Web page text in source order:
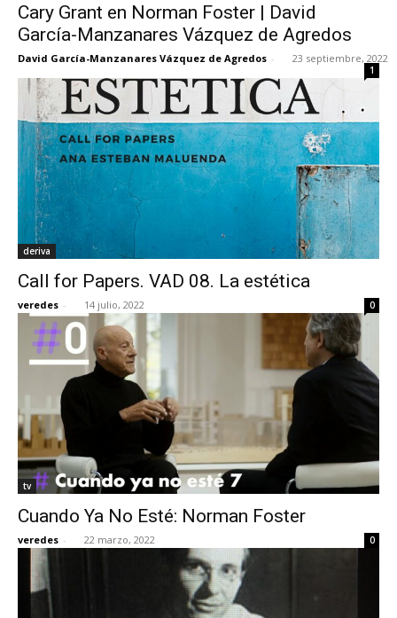
Cary Grant en Norman Foster | David
García-Manzanares Vázquez de Agredos
David García-Manzanares Vázquez de Agredos - 23 septiembre, 2022
1
deriva
Call for Papers. VAD 08. La estética
veredes - 14 julio, 2022 0
tv
Cuando Ya No Esté: Norman Foster
veredes - 22 marzo, 2022 0